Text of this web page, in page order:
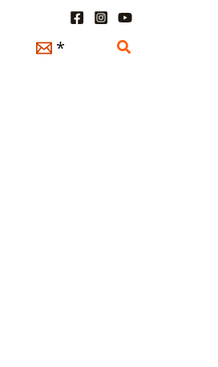
* Suchen